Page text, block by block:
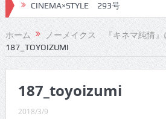
CINEMA×STYLE 293号
CINEMA×STYLE 292号
CINEMA×STYLE 291号
CINEMA×STYLE 289号
ホーム
ノーメイクス 『キネマ純情』
187_TOYOIZUMI
187_toyoizumi
2018/3/9